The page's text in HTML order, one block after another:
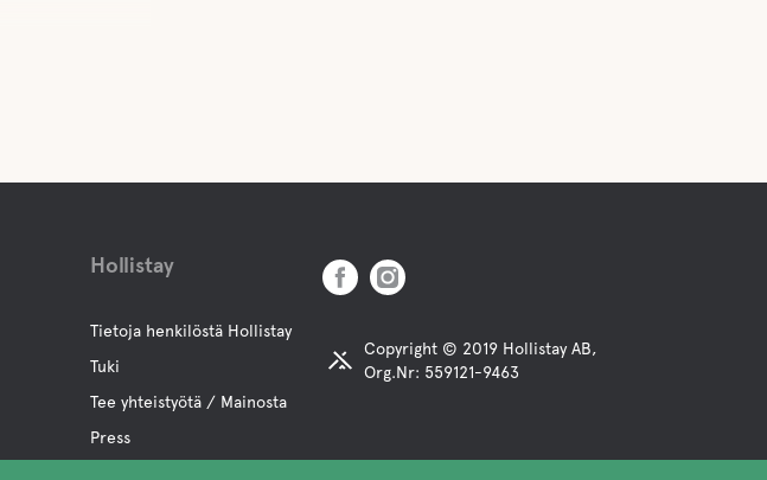
Hollistay
Tietoja henkilöstä Hollistay
Tuki
Tee yhteistyötä / Mainosta
Press
Copyright © 2019 Hollistay AB,
Org.Nr: 559121-9463